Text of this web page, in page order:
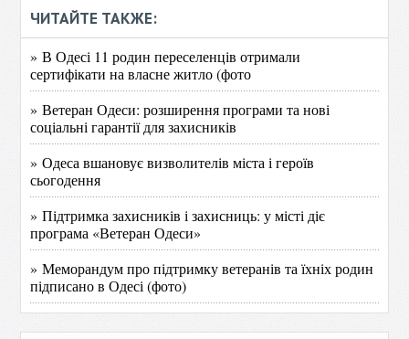
ЧИТАЙТЕ ТАКЖЕ:
» В Одесі 11 родин переселенців отримали
сертифікати на власне житло (фото
» Ветеран Одеси: розширення програми та нові
соціальні гарантії для захисників
» Одеса вшановує визволителів міста і героїв
сьогодення
» Підтримка захисників і захисниць: у місті діє
програма «Ветеран Одеси»
» Меморандум про підтримку ветеранів та їхніх родин
підписано в Одесі (фото)